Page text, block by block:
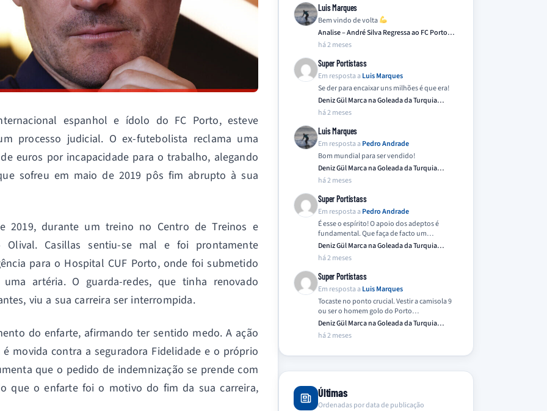
espanhol e ídolo do FC Porto, esteve
processo judicial. O ex-futebolista reclama uma
euros por incapacidade para o trabalho, alegando
sofreu em maio de 2019 pôs fim abrupto à sua
2019, durante um treino no Centro de Treinos e
Olival. Casillas sentiu-se mal e foi prontamente
para o Hospital CUF Porto, onde foi submetido
artéria. O guarda-redes, que tinha renovado
viu a sua carreira ser interrompida.
do enfarte, afirmando ter sentido medo. A ação
movida contra a seguradora Fidelidade e o próprio
que o pedido de indemnização se prende com
que o enfarte foi o motivo do fim da sua carreira,
Luis Marques
Bem vindo de volta
Analise – André Silva Regressa ao FC Porto…
há 2 meses
Super Portistass
Em resposta a Luis Marques
Se der para encaixar uns milhões é que era!
Deniz Gül Marca na Goleada da Turquia
Frente…
há 2 meses
Luis Marques
Em resposta a Pedro Andrade
Bom mundial para ser vendido!
Deniz Gül Marca na Goleada da Turquia
Frente…
há 2 meses
Super Portistass
Em resposta a Pedro Andrade
É esse o espírito! O apoio dos adeptos é
fundamental. Que faça de facto um…
Deniz Gül Marca na Goleada da Turquia
Frente…
há 2 meses
Super Portistass
Em resposta a Luis Marques
Tocaste no ponto crucial. Vestir a camisola 9
ou ser o homem golo do Porto…
Deniz Gül Marca na Goleada da Turquia
Frente…
há 2 meses
Últimas
Ordenadas por data de publicação